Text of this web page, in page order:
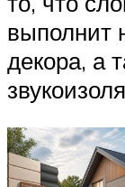
выполнит
декора, а